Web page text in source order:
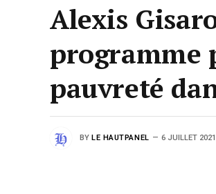
Alexis
programme
pauvreté
BY LE HAUTPANEL 6 JUILLET 2021